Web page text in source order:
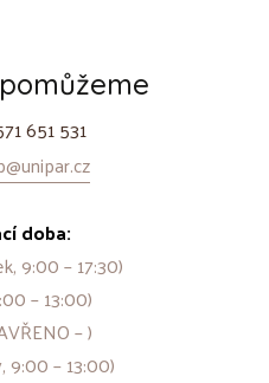
651 531
doba:
9:00 – 17:30)
– 13:00)
– )
9:00 – 13:00)